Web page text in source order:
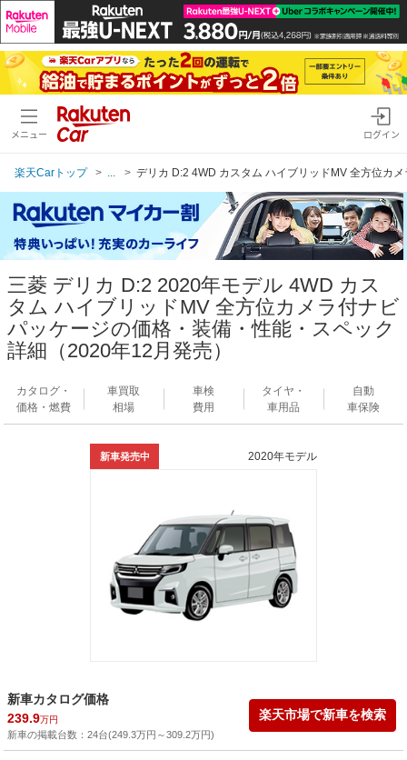
メニュー ログイン
楽天Carトップ デリカ D:2 4WD カスタム ハイブリッドMV 全方位カ
三菱 デリカ D:2 2020年モデル 4WD カス
タム ハイブリッドMV 全方位カメラ付ナビ
パッケージの価格・装備・性能・スペック
詳細（2020年12月発売）
カタログ・
価格・燃費
車買取
相場
車検
費用
タイヤ・
車用品
自動
車保険
新車発売中 2020年モデル
新車カタログ価格
239.9万円
新車の掲載台数： 24台(249.3万円 ～309.2万円)
楽天市場で新車を検索